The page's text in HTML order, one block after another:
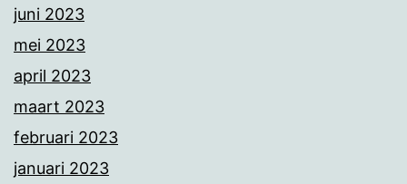
juni 2023
mei 2023
april 2023
maart 2023
februari 2023
januari 2023